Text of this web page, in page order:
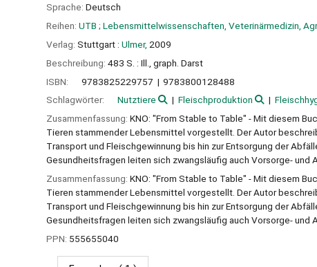
Sprache: Deutsch
Reihen: UTB ; Lebensmittelwissenschaften, Veterinärmedizin,
Verlag: Stuttgart : Ulmer, 2009
Beschreibung: 483 S. : Ill., graph. Darst
ISBN:
9783825229757
9783800128488
Schlagwörter:
Nutztiere Fleischproduktion
Zusammenfassung: KNO: "From Stable to Table" - Mit diesem
Tieren stammender Lebensmittel vorgestellt. Der Autor
Transport und Fleischgewinnung bis hin zur Entsorgung der
Gesundheitsfragen leiten sich zwangsläufig auch Vorsorge- und
Zusammenfassung: KNO: "From Stable to Table" - Mit diesem
Tieren stammender Lebensmittel vorgestellt. Der Autor
Transport und Fleischgewinnung bis hin zur Entsorgung der
Gesundheitsfragen leiten sich zwangsläufig auch Vorsorge- und
PPN: 555655040